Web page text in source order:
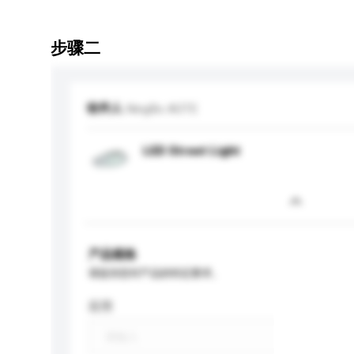
步骤二
收件人 NingBo AOTE
LED Street Light
产品规格